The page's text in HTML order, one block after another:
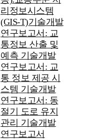
리정보시스템
(GIS-T)기술개발
연구보고서: 교
통정보 산출 및
예측 기술개발
연구보고서: 교
통 정보 제공 시
스템 기술개발
연구보고서: 동
절기 도로 유지
관리 기술개발
연구보고서